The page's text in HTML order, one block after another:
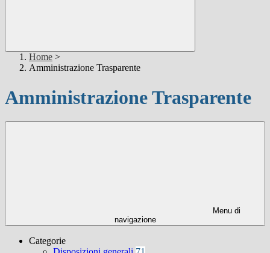
Home >
Amministrazione Trasparente
Amministrazione Trasparente
Menu di
navigazione
Categorie